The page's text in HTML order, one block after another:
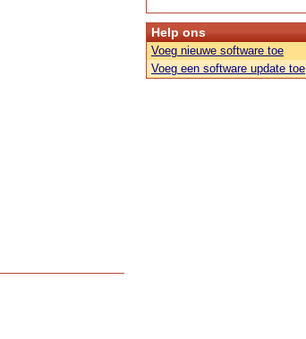
Help ons
Voeg nieuwe software toe
Voeg een software update toe